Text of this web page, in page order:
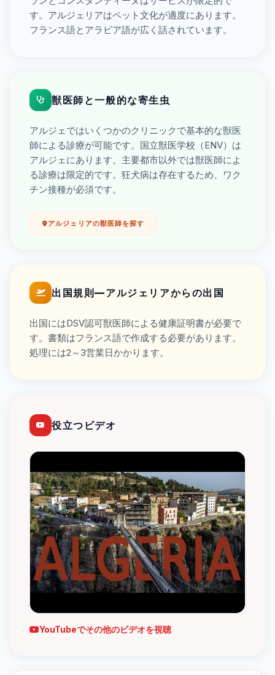
す。アルジェリアはペット文化が適度にあります。
フランス語とアラビア語が広く話されています。
獣医師と一般的な寄生虫
アルジェではいくつかのクリニックで基本的な獣医
師による診療が可能です。国立獣医学校（ENV）は
アルジェにあります。主要都市以外では獣医師によ
る診療は限定的です。狂犬病は存在するため、ワク
チン接種が必須です。
アルジェリアの獣医師を探す
出国規則—アルジェリアからの出国
出国にはDSV認可獣医師による健康証明書が必要で
す。書類はフランス語で作成する必要があります。
処理には2～3営業日かかります。
役立つビデオ
YouTubeでその他のビデオを視聴